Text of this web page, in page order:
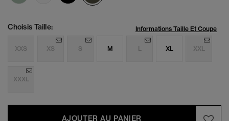
Choisis Taille: Informations Taille Et Coupe
XXS XS S M L XL XXL
XXXL
AJOUTER AU PANIER